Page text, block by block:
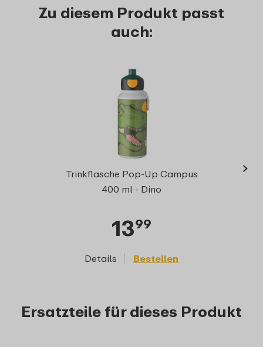
Zu diesem Produkt passt
auch:
Trinkflasche Pop-Up Campus
400 ml - Dino
1399
Details Bestellen
›
Ersatzteile für dieses Produkt